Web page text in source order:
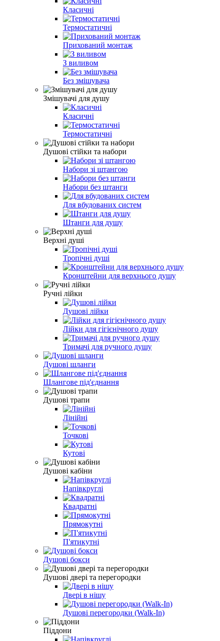
Класичні
Термостатичні
Прихований монтаж
З виливом
Без змішувача
Змішувачі для душу
Класичні
Термостатичні
Душові стійки та набори
Набори зі штангою
Набори без штанги
Для вбудованих систем
Штанги для душу
Верхні душі
Тропічні душі
Кронштейни для верхнього душу
Ручні лійки
Душові лійки
Лійки для гігієнічного душу
Тримачі для ручного душу
Душові шланги
Шлангове під'єднання
Душові трапи
Лінійні
Точкові
Кутові
Душові кабіни
Напівкруглі
Квадратні
Прямокутні
П'ятикутні
Душові бокси
Душові двері та перегородки
Двері в нішу
Душові перегородки (Walk-In)
Піддони